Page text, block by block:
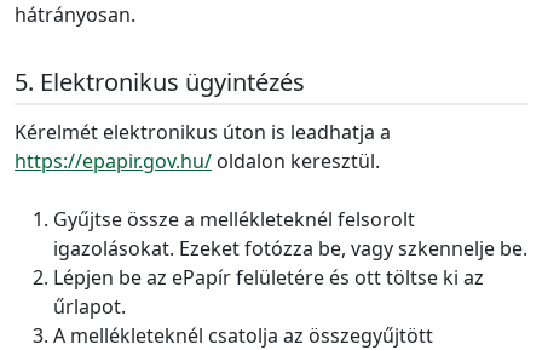
hátrányosan.
Elektronikus ügyintézés
Kérelmét elektronikus úton is leadhatja a
https://epapir.gov.hu/ oldalon keresztül.
Gyűjtse össze a mellékleteknél felsorolt
igazolásokat. Ezeket fotózza be, vagy szkennelje be.
Lépjen be az ePapír felületére és ott töltse ki az
űrlapot.
A mellékleteknél csatolja az összegyűjtött